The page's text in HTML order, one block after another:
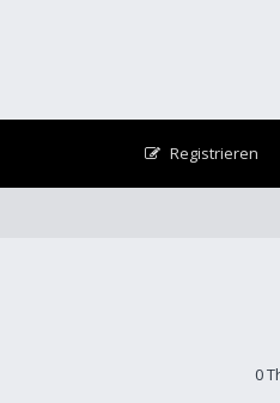
Registrieren
0